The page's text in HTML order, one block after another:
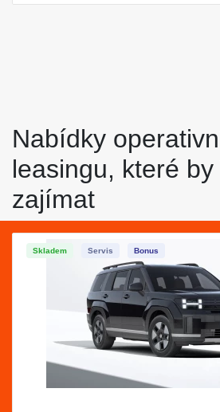
Nabídky
leasingu, které
zajímat
Skladem Servis Bonus